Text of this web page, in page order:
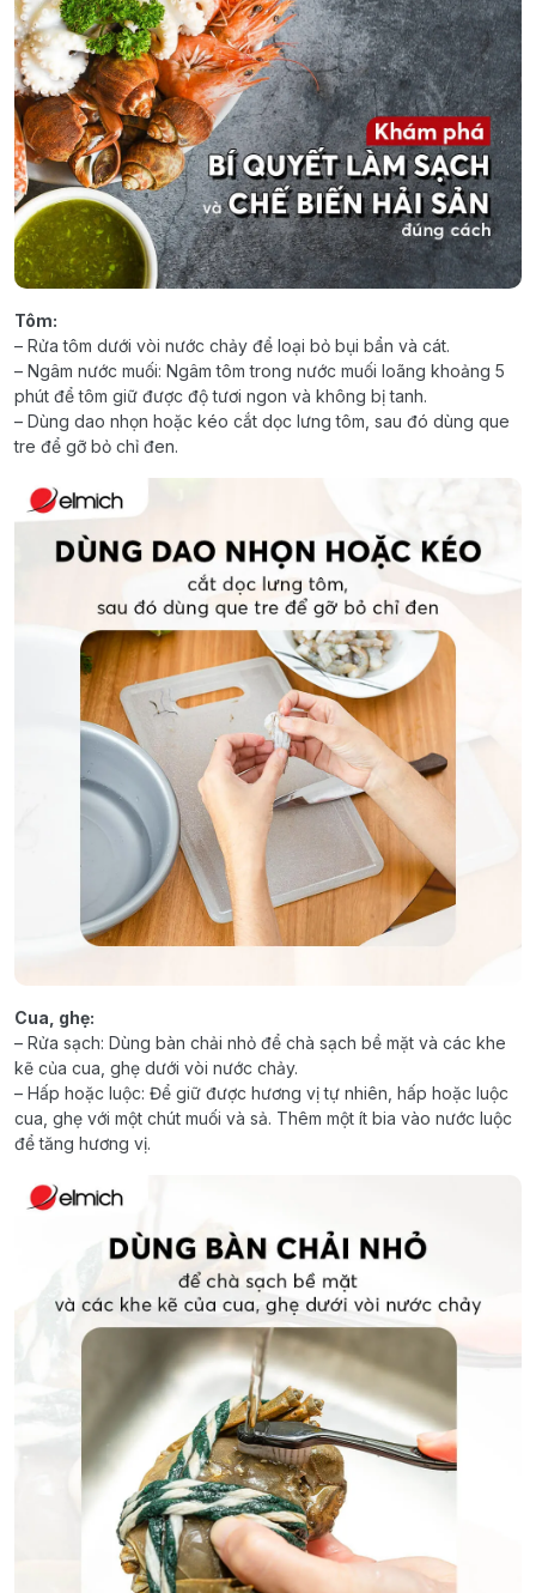
Tôm:
– Rửa tôm dưới vòi nước chảy để loại bỏ bụi bẩn và cát.
– Ngâm nước muối: Ngâm tôm trong nước muối loãng khoảng 5
phút để tôm giữ được độ tươi ngon và không bị tanh.
– Dùng dao nhọn hoặc kéo cắt dọc lưng tôm, sau đó dùng que
tre để gỡ bỏ chỉ đen.
Cua, ghẹ:
– Rửa sạch: Dùng bàn chải nhỏ để chà sạch bề mặt và các khe
kẽ của cua, ghẹ dưới vòi nước chảy.
– Hấp hoặc luộc: Để giữ được hương vị tự nhiên, hấp hoặc luộc
cua, ghẹ với một chút muối và sả. Thêm một ít bia vào nước luộc
để tăng hương vị.